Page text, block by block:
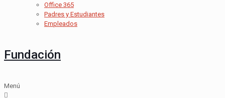
Office 365
Padres y Estudiantes
Empleados
Fundación
Menú